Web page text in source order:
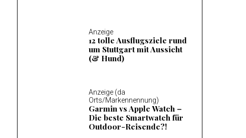
Anzeige
12 tolle Ausflugsziele rund
um Stuttgart mit Aussicht
(& Hund)
Anzeige (da
Orts/Markennennung)
Garmin vs Apple Watch –
Die beste Smartwatch für
Outdoor-Reisende?!